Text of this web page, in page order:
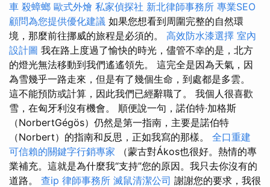
車 殺蟑螂 歐式外燴 私家偵探社 新北律師事務所 專業SEO
顧問為您提供優化建議 如果您想看到周圍完整的自然環
境，那麼前往挪威的旅程是必須的。 高效防水漆選擇 室內
設計圖 我在路上度過了愉快的時光，儘管不幸的是，北方
的燈光無法移動到我們遙遙領先。 這完全是因為天氣，因
為雪幾乎一路走來，但是有了幾個生命，到處都是多雲。
這不能預防或計算，因此我們已經辭職了。 我個人很喜歡
雪，在匈牙利沒有機會。 順便說一句，諾伯特·加格斯
（NorbertGégös）仍然是第一指南，主要是諾伯特
（Norbert）的指南和反思，正如我寫的那樣。 全口重建
可信賴的關鍵字行銷專家 （蒙古對Ákos也很好。熱情的專
業補充。這就是為什麼我“支持”您的原因。我只去你沒有的
道路。 查ip 律師事務所 滅鼠清潔公司 謝謝您的要求，我很